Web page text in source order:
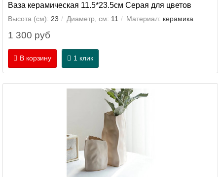
Ваза керамическая 11.5*23.5см Серая для цветов
Высота (см): 23 Диаметр, см: 11 Материал: керамика
1 300 руб
В корзину 1 клик